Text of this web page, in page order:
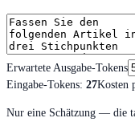
Erwartete Ausgabe-Tokens
Eingabe-Tokens: 27Kosten
Nur eine Schätzung — die